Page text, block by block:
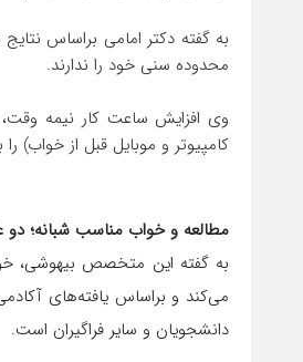
به گفته دکتر امامی براساس
محدوده سنی خود را ندارند.
وی افزایش ساعت کار نیمه وقت،
کامپیوتر و موبایل قبل از خواب)
مطالعه و خواب مناسب شبانه؛ دو
به گفته این متخصص بیهوشی،
می‌کند و براساس یافته‌های
دانشجویان و سایر فراگیران است.